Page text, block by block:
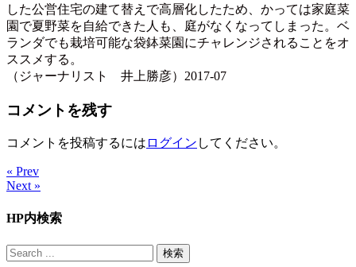
した公営住宅の建て替えで高層化したため、かっては家庭菜
園で夏野菜を自給できた人も、庭がなくなってしまった。ベ
ランダでも栽培可能な袋鉢菜園にチャレンジされることをオ
ススメする。
（ジャーナリスト 井上勝彦）2017-07
コメントを残す
コメントを投稿するには ログイン してください。
« Prev
Next »
HP内検索